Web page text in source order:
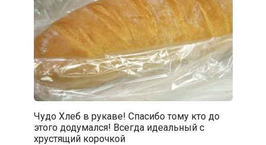
Чудо Хлеб в рукаве! Спасибо тому кто до
этого додумался! Всегда идеальный с
хрустящий корочкой